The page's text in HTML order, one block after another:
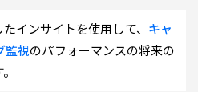
インサイトを使用して、 キャ
監視のパフォーマンスの将来の